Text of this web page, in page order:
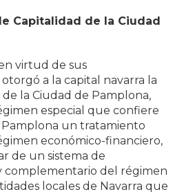
Capitalidad de la Ciudad
virtud de sus
a la capital navarra la
la Ciudad de Pamplona,
especial que confiere
un tratamiento
económico-financiero,
de un sistema de
complementario del régimen
locales de Navarra que